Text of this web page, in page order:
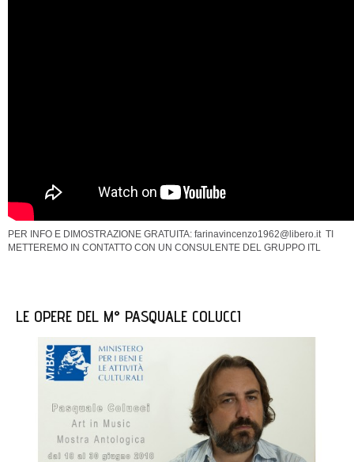
PER INFO E DIMOSTRAZIONE GRATUITA: farinavincenzo1962@libero.it TI
METTEREMO IN CONTATTO CON UN CONSULENTE DEL GRUPPO ITL
LE OPERE DEL M° PASQUALE COLUCCI